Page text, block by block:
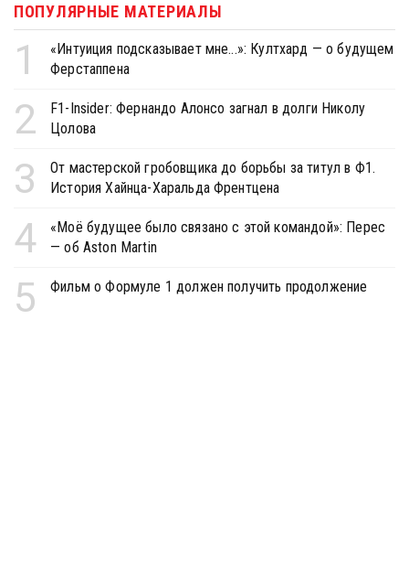
ПОПУЛЯРНЫЕ МАТЕРИАЛЫ
1
«Интуиция подсказывает мне...»: Култхард — о будущем
Ферстаппена
2
F1-Insider: Фернандо Алонсо загнал в долги Николу
Цолова
3
От мастерской гробовщика до борьбы за титул в Ф1.
История Хайнца-Харальда Френтцена
4
«Моё будущее было связано с этой командой»: Перес
— об Aston Martin
5 Фильм о Формуле 1 должен получить продолжение